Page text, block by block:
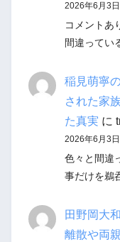
2026年6月3日
コメントあ
間違ってい
稲見萌寧
された家
た真実 に
2026年6月3日
色々と間違
事だけを鵜
田野岡大
離散や両